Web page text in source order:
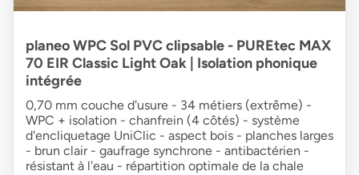
planeo WPC Sol PVC clipsable - PUREtec MAX
70 EIR Classic Light Oak | Isolation phonique
intégrée
0,70 mm couche d'usure - 34 métiers (extrême) -
WPC + isolation - chanfrein (4 côtés) - système
d'encliquetage UniClic - aspect bois - planches larges
- brun clair - gaufrage synchrone - antibactérien -
résistant à l'eau - répartition optimale de la chale